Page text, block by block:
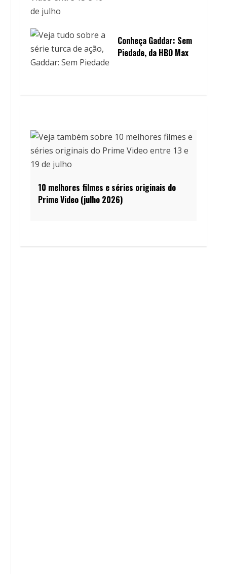
Conheça Gaddar: Sem
Piedade, da HBO Max
10 melhores filmes e séries originais do
Prime Video (julho 2026)